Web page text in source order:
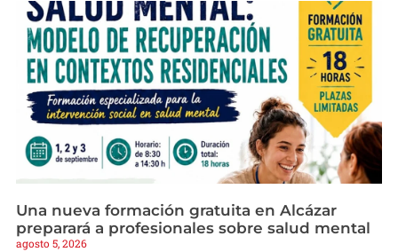
Una nueva formación gratuita en Alcázar
preparará a profesionales sobre salud mental
agosto 5, 2026